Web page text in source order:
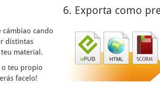
cámbiao cando
distintas
material.
o teu propio
facelo!
6. Exporta como